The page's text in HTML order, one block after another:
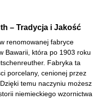
– Tradycja i Jakość
renomowanej fabryce
Bawarii, która po 1903 roku
Fabryka ta
porcelany, cenionej przez
temu naczyniu możesz
niemieckiego wzornictwa